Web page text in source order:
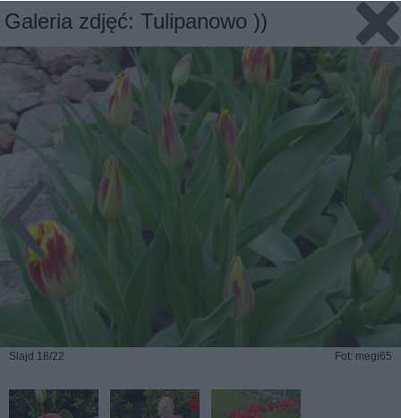
Galeria zdjęć: Tulipanowo ))
Slajd 18/22 Fot: megi65